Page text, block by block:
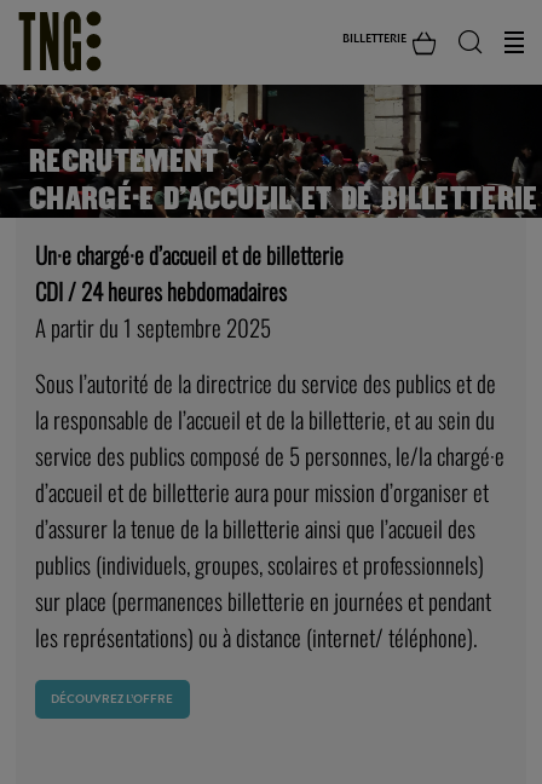
BILLETTERIE
RECRUTEMENT
CHARGÉ·E D’ACCUEIL ET DE BILLETTERIE
Un·e chargé·e d’accueil et de billetterie
CDI / 24 heures hebdomadaires
A partir du 1 septembre 2025
Sous l’autorité de la directrice du service des publics et de
la responsable de l’accueil et de la billetterie, et au sein du
service des publics composé de 5 personnes, le/la chargé·e
d’accueil et de billetterie aura pour mission d’organiser et
d’assurer la tenue de la billetterie ainsi que l’accueil des
publics (individuels, groupes, scolaires et professionnels)
sur place (permanences billetterie en journées et pendant
les représentations) ou à distance (internet/ téléphone).
DÉCOUVREZ L’OFFRE